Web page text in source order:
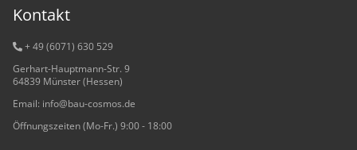
Kontakt
+ 49 (6071) 630 529
Gerhart-Hauptmann-Str. 9
64839 Münster (Hessen)
Email: info@bau-cosmos.de
Öffnungszeiten (Mo-Fr.) 9:00 - 18:00